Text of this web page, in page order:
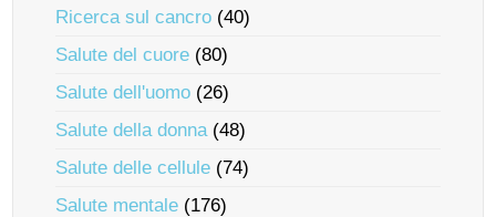
Ricerca sul cancro (40)
Salute del cuore (80)
Salute dell'uomo (26)
Salute della donna(48)
Salute delle cellule (74)
Salute mentale (176)